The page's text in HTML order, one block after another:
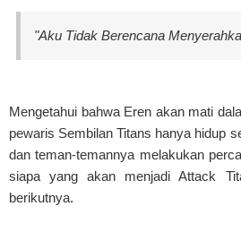
"Aku Tidak Berencana
Mengetahui bahwa Eren akan mati
pewaris Sembilan Titans hanya hidup
dan teman-temannya melakukan
siapa yang akan menjadi Attack
berikutnya.